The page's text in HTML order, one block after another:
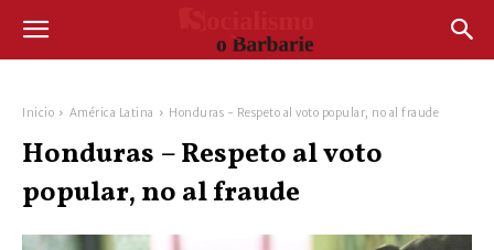
Inicio América Latina Honduras - Respeto al voto popular, no al fraude
Honduras – Respeto al voto
popular, no al fraude